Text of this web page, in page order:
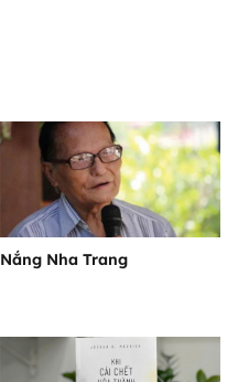
Nắng Nha Trang